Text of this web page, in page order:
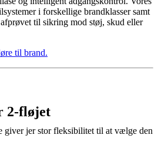
i forskellige brandklasser samt
til sikring mod støj, skud eller
til brand.
2-fløjet
giver jer stor fleksibilitet til at vælge den